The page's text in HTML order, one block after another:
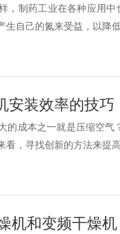
，制药工业在各种应用
生自己的氮来受益，以降
安装效率的技巧
的成本之一就是压缩空
看，寻找创新的方法来提
机和变频干燥